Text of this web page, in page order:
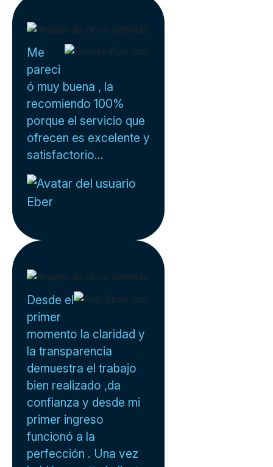
Me
pareci
ó muy buena , la
recomiendo 100%
porque el servicio que
ofrecen es excelente y
satisfactorio...
Eber
Desde el
primer
momento la claridad y
la transparencia
demuestra el trabajo
bien realizado ,da
confianza y desde mi
primer ingreso
funcionó a la
perfección . Una vez